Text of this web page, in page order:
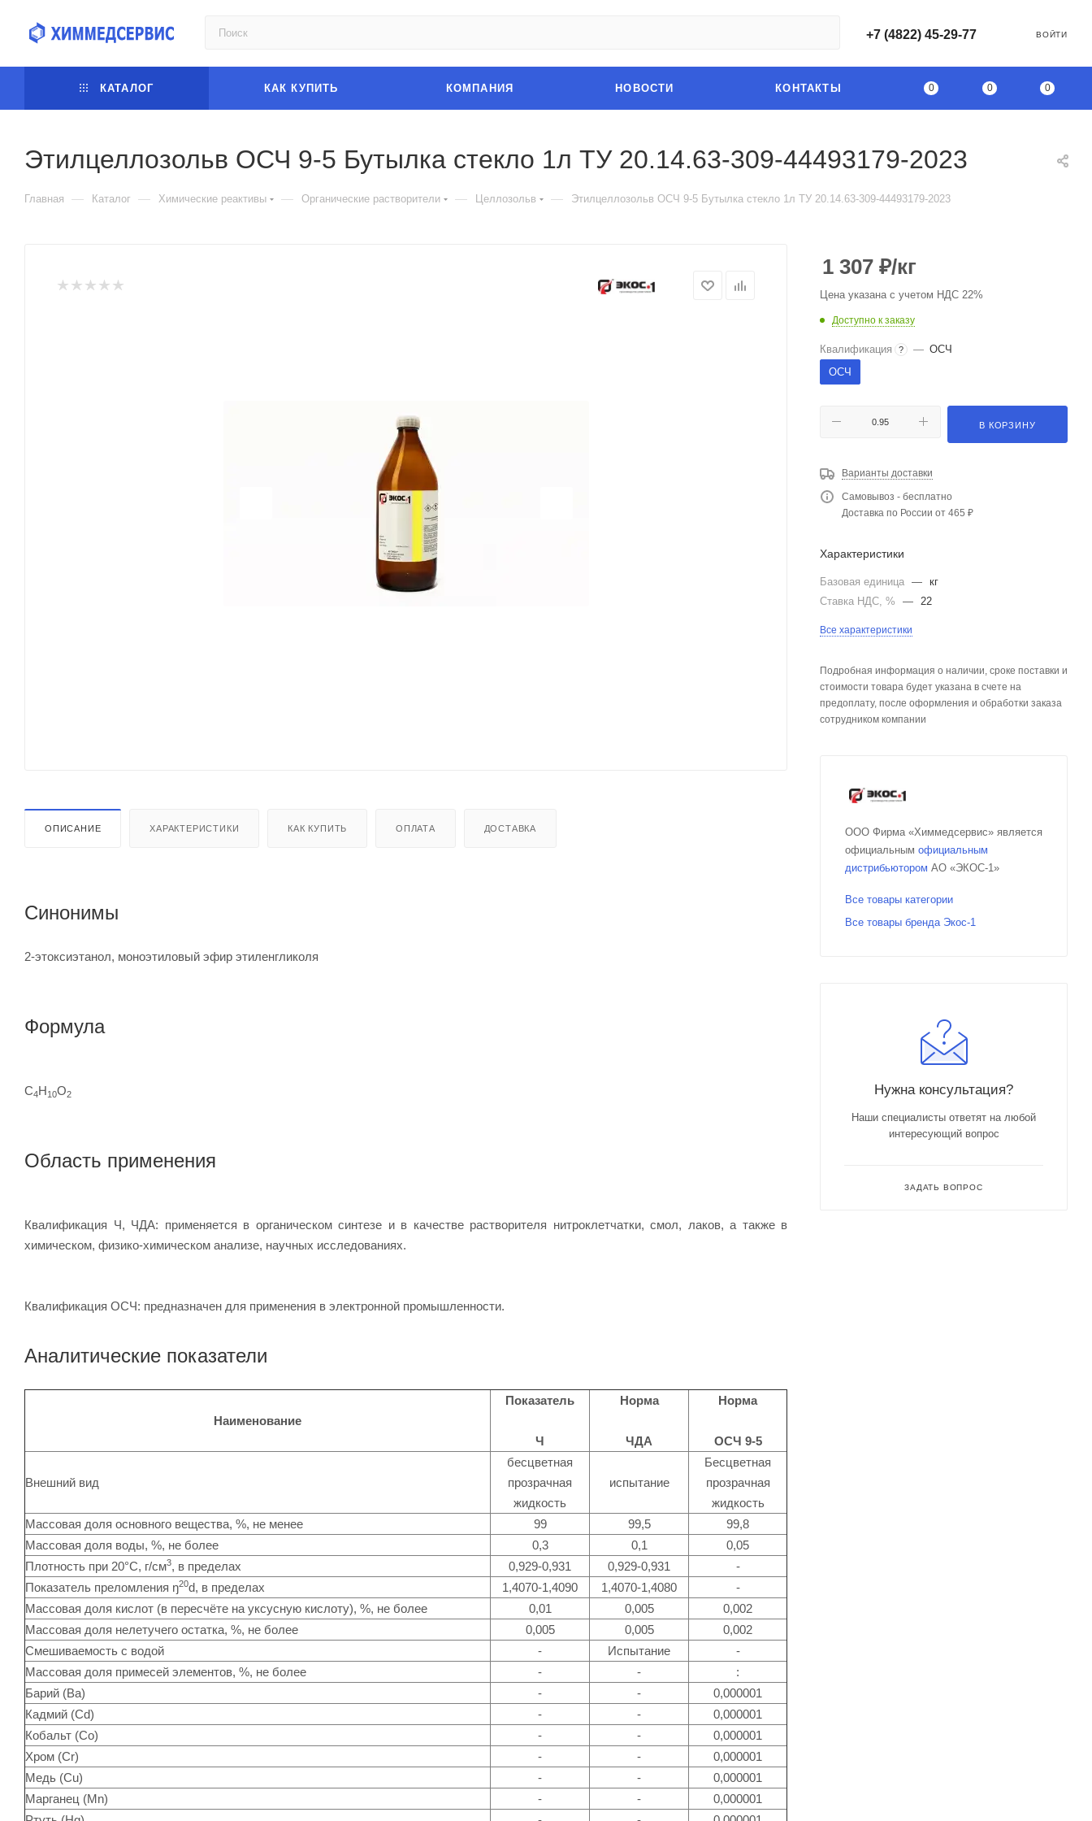
+7 (4822) 45-29-77 ВОЙТИ
0 0 0
КАТАЛОГ КАК КУПИТЬ КОМПАНИЯ НОВОСТИ КОНТАКТЫ
Этилцеллозольв ОСЧ 9-5 Бутылка стекло 1л ТУ 20.14.63-309-44493179-2023
Главная — Каталог — Химические реактивы — Органические растворители — Целлозольв — Этилцеллозольв ОСЧ 9-5 Бутылка стекло 1л ТУ 20.14.63-309-44493179-2023
ОПИСАНИЕ ХАРАКТЕРИСТИКИ КАК КУПИТЬ ОПЛАТА ДОСТАВКА
Синонимы
2-этоксиэтанол, моноэтиловый эфир этиленгликоля
Формула
C4H10O2
Область применения
Квалификация Ч, ЧДА: применяется в органическом синтезе и в качестве растворителя нитроклетчатки, смол, лаков, а также в
химическом, физико-химическом анализе, научных исследованиях.
Квалификация ОСЧ: предназначен для применения в электронной промышленности.
Аналитические показатели
Наименование
Показатель
Ч
Норма
ЧДА
Норма
ОСЧ 9-5
Внешний вид
бесцветная
прозрачная
жидкость
испытание
Бесцветная
прозрачная
жидкость
Массовая доля основного вещества, %, не менее
99 99,5
99,8
Массовая доля воды, %, не более
0,3 0,1
0,05
Плотность при 20°С, г/см3, в пределах 0,929-0,931 0,929-0,931
-
Показатель преломления ŋ20d, в пределах 1,4070-1,4090 1,4070-1,4080
-
Массовая доля кислот (в пересчёте на уксусную кислоту), %, не более
0,01 0,005
0,002
Массовая доля нелетучего остатка, %, не более
0,005 0,005
0,002
Смешиваемость с водой
- Испытание
-
Массовая доля примесей элементов, %, не более
- -
:
Барий (Ba)
- -
0,000001
Кадмий (Cd)
- -
0,000001
Кобальт (Со)
- -
0,000001
Хром (Cr)
- -
0,000001
Медь (Cu)
- -
0,000001
Марганец (Mn)
- -
0,000001
1 307 ₽/кг
Цена указана с учетом НДС 22%
Доступно к заказу
Квалификация ? — ОСЧ
ОСЧ
В КОРЗИНУ
Варианты доставки
Самовывоз - бесплатно
Доставка по России от 465 ₽
Характеристики
Базовая единица — кг
Ставка НДС, %
— 22
Все характеристики
Подробная информация о наличии, сроке поставки и
стоимости товара будет указана в счете на
предоплату, после оформления и обработки заказа
сотрудником компании
ООО Фирма «Химмедсервис» является
официальным официальным
дистрибьютором АО «ЭКОС-1»
Все товары категории
Все товары бренда Экос-1
Нужна консультация?
Наши специалисты ответят на любой
интересующий вопрос
ЗАДАТЬ ВОПРОС